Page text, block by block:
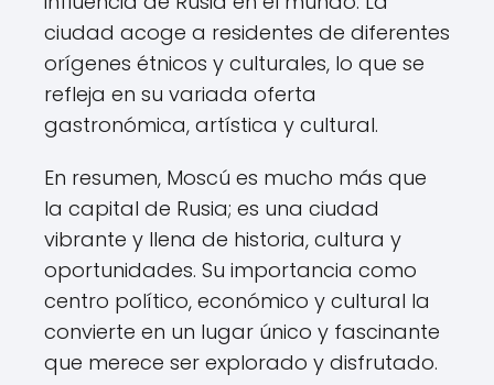
ciudad acoge a residentes de diferentes
orígenes étnicos y culturales, lo que se
refleja en su variada oferta
gastronómica, artística y cultural.
En resumen, Moscú es mucho más que
la capital de Rusia; es una ciudad
vibrante y llena de historia, cultura y
oportunidades. Su importancia como
centro político, económico y cultural la
convierte en un lugar único y fascinante
que merece ser explorado y disfrutado.